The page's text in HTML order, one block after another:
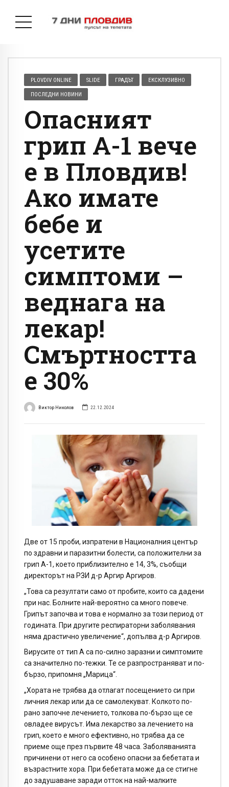
PLOVDIV ONLINE SLIDE ГРАДЪТ ЕКСКЛУЗИВНО
ПОСЛЕДНИ НОВИНИ
Опасният
грип А-1 вече
е в Пловдив!
Ако имате
бебе и
усетите
симптоми –
веднага на
лекар!
Смъртността
е 30%
Виктор Николов 22.12.2024
Две от 15 проби, изпратени в Националния център
по здравни и паразитни болести, са положителни за
грип А-1, което приблизително е 14, 3%, съобщи
директорът на РЗИ д-р Аргир Аргиров.
„Това са резултати само от пробите, които са дадени
при нас. Болните най-вероятно са много повече.
Грипът започва и това е нормално за този период от
годината. При другите респираторни заболявания
няма драстично увеличение“, допълва д-р Аргиров.
Вирусите от тип А са по-силно заразни и симптомите
са значително по-тежки. Те се разпространяват и по-
бързо, припомня „Марица“.
„Хората не трябва да отлагат посещението си при
личния лекар или да се самолекуват. Колкото по-
рано започне лечението, толкова по-бързо ще се
овладее вирусът. Има лекарство за лечението на
грип, което е много ефективно, но трябва да се
приеме още през първите 48 часа. Заболяванията
причинени от него са особено опасни за бебетата и
възрастните хора. При бебетата може да се стигне
до задушаване заради отток на най-малките